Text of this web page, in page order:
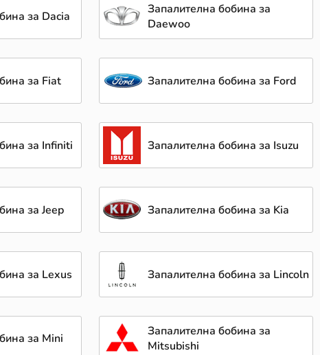
за Dacia
Запалителна бобина за
Daewoo
за Fiat Запалителна бобина за Ford
за Infiniti Запалителна бобина за Isuzu
за Jeep Запалителна бобина за Kia
за Lexus Запалителна бобина за Lincoln
за Mini
Запалителна бобина за
Mitsubishi